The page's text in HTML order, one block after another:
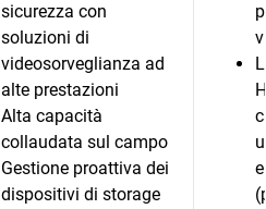
sicurezza con
soluzioni di
videosorveglianza ad
alte prestazioni
Alta capacità
collaudata sul campo
Gestione proattiva dei
dispositivi di storage